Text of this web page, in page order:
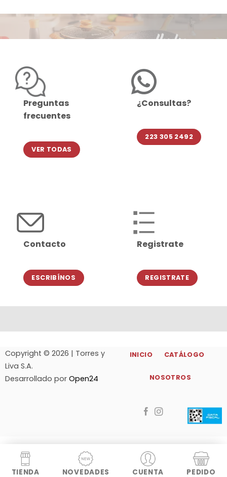
Preguntas
frecuentes
VER TODAS
¿Consultas?
223 305 2492
Contacto
ESCRIBÍNOS
Registrate
REGISTRATE
Copyright © 2026 | Torres y
Liva S.A.
Desarrollado por Open24
INICIO CATÁLOGO
NOSOTROS
TIENDA NOVEDADES CUENTA PEDIDO